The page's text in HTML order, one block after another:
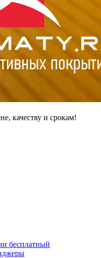
качеству и срокам!
бесплатный